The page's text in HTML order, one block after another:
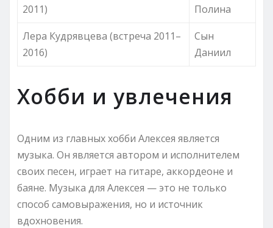
2011)
Полина
Лера Кудрявцева (встреча 2011–
2016)
Сын
Даниил
Хобби и увлечения
Одним из главных хобби Алексея является
музыка. Он является автором и исполнителем
своих песен, играет на гитаре, аккордеоне и
баяне. Музыка для Алексея — это не только
способ самовыражения, но и источник
вдохновения.